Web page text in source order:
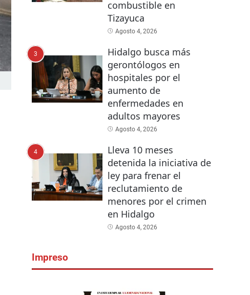
combustible en
Tizayuca
Agosto 4, 2026
3
Hidalgo busca más
gerontólogos en
hospitales por el
aumento de
enfermedades en
adultos mayores
Agosto 4, 2026
4
Lleva 10 meses
detenida la iniciativa de
ley para frenar el
reclutamiento de
menores por el crimen
en Hidalgo
Agosto 4, 2026
Impreso